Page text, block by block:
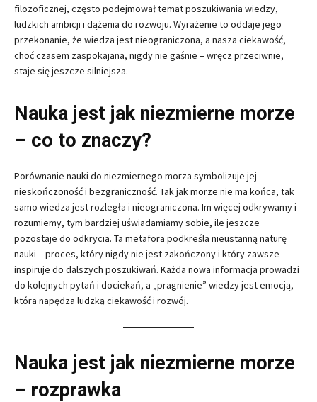
filozoficznej, często podejmował temat poszukiwania wiedzy,
ludzkich ambicji i dążenia do rozwoju. Wyrażenie to oddaje jego
przekonanie, że wiedza jest nieograniczona, a nasza ciekawość,
choć czasem zaspokajana, nigdy nie gaśnie – wręcz przeciwnie,
staje się jeszcze silniejsza.
Nauka jest jak niezmierne morze
– co to znaczy?
Porównanie nauki do niezmiernego morza symbolizuje jej
nieskończoność i bezgraniczność. Tak jak morze nie ma końca, tak
samo wiedza jest rozległa i nieograniczona. Im więcej odkrywamy i
rozumiemy, tym bardziej uświadamiamy sobie, ile jeszcze
pozostaje do odkrycia. Ta metafora podkreśla nieustanną naturę
nauki – proces, który nigdy nie jest zakończony i który zawsze
inspiruje do dalszych poszukiwań. Każda nowa informacja prowadzi
do kolejnych pytań i dociekań, a „pragnienie” wiedzy jest emocją,
która napędza ludzką ciekawość i rozwój.
Nauka jest jak niezmierne morze
– rozprawka